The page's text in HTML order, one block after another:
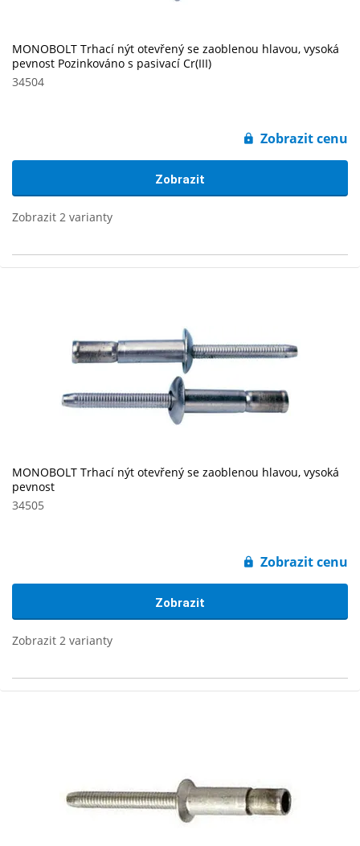
MONOBOLT Trhací nýt otevřený se zaoblenou hlavou, vysoká
pevnost Pozinkováno s pasivací Cr(III)
34504
Zobrazit cenu
Zobrazit
Zobrazit 2 varianty
MONOBOLT Trhací nýt otevřený se zaoblenou hlavou, vysoká
pevnost
34505
Zobrazit cenu
Zobrazit
Zobrazit 2 varianty